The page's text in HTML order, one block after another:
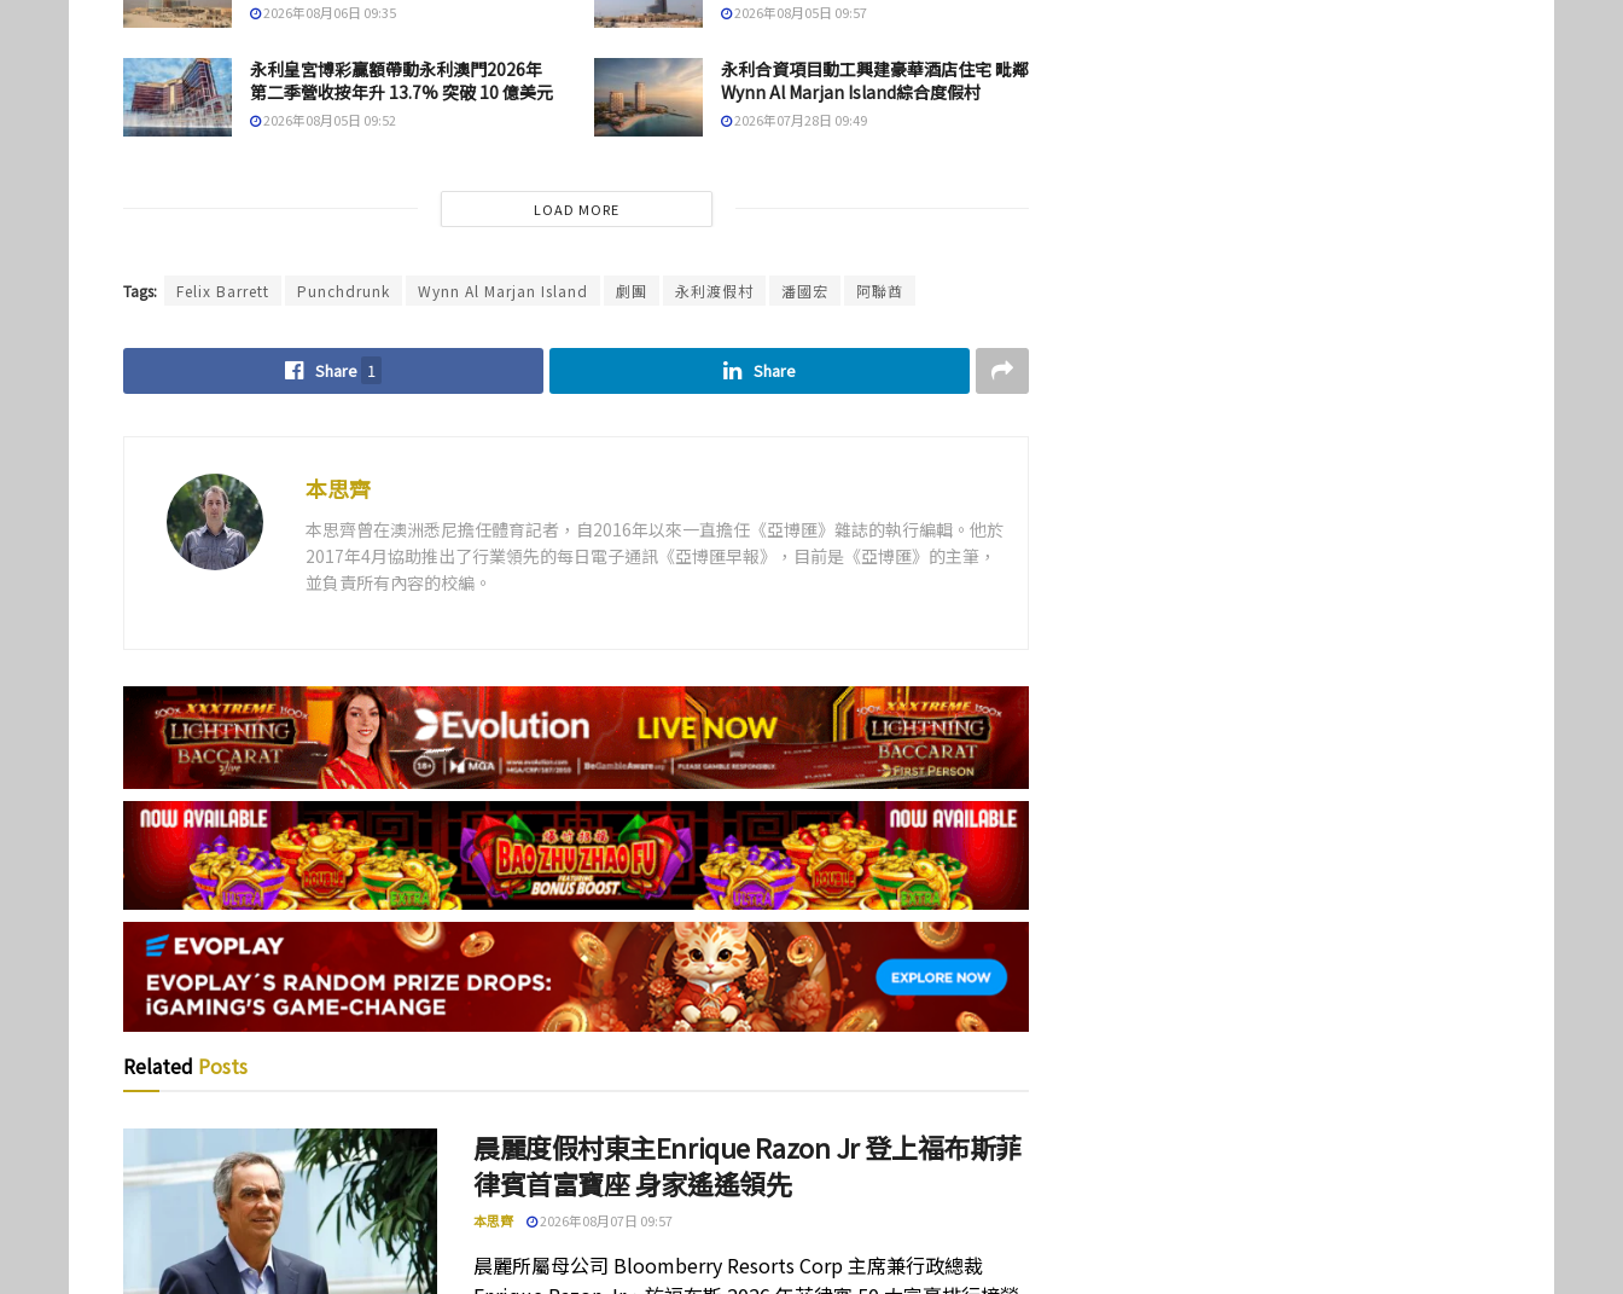
2026年08月06日 09:35 2026年08月05日 09:57
永利皇宮博彩贏額帶動永利澳門2026年
第二季營收按年升 13.7% 突破 10 億美元
2026年08月05日 09:52
永利合資項目動工興建豪華酒店住宅 毗鄰
Wynn Al Marjan Island綜合度假村
2026年07月28日 09:49
LOAD MORE
Tags: Felix Barrett Punchdrunk Wynn Al Marjan Island 劇團 永利渡假村 潘國宏 阿聯酋
Share 1 Share
本思齊
本思齊曾在澳洲悉尼擔任體育記者，自2016年以來一直擔任《亞博匯》雜誌的執行編輯。他於
2017年4月協助推出了行業領先的每日電子通訊《亞博匯早報》，目前是《亞博匯》的主筆，
並負責所有內容的校編。
Related Posts
晨麗度假村東主Enrique Razon Jr 登上福布斯菲
律賓首富寶座 身家遙遙領先
本思齊 2026年08月07日 09:57
晨麗所屬母公司 Bloomberry Resorts Corp 主席兼行政總裁